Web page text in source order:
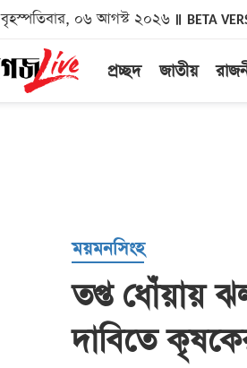
বৃহস্পতিবার, ০৬ আগস্ট ২০২৬ BETA
প্রচ্ছদ জাতীয়
ময়মনসিংহ
তপ্ত ধোঁয়ায়
দাবিতে